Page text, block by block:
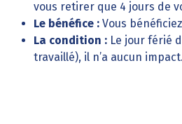
vous retirer que 4 jours de
Le bénéfice : Vous
La condition : Le jour férié
travaillé), il n’a aucun impact.